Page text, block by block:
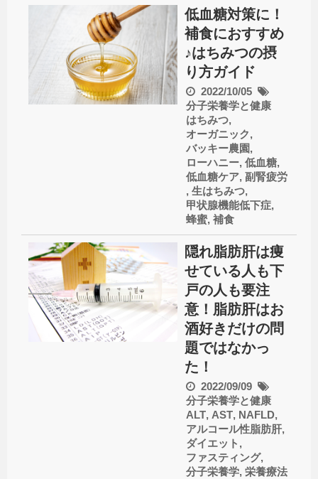
低血糖対策に！
補食におすすめ
♪はちみつの摂
り方ガイド
2022/10/05
分子栄養学と健康
はちみつ,
オーガニック,
バッキー農園,
ローハニー, 低血糖,
低血糖ケア, 副腎疲労
, 生はちみつ,
甲状腺機能低下症,
蜂蜜, 補食
隠れ脂肪肝は痩
せている人も下
戸の人も要注
意！脂肪肝はお
酒好きだけの問
題ではなかっ
た！
2022/09/09
分子栄養学と健康
ALT, AST, NAFLD,
アルコール性脂肪肝,
ダイエット ,
ファスティング,
分子栄養学, 栄養療法